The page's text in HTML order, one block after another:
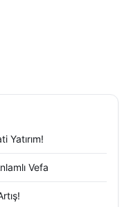
süreçte de
alanlarında
Görgen, Sivas’ın
destek
Yatırım!
Vefa